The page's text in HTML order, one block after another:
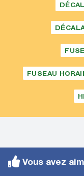
FUSEAU
Vous avez